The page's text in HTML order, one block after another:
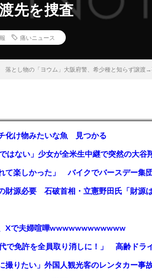
先を捜査
痛いニュース
落とし物の「ヨウム」大阪府警、希少種と知らず譲渡
化け物みたいな魚 見つかる
、Xで夫婦喧嘩wwwwwwwwwwww